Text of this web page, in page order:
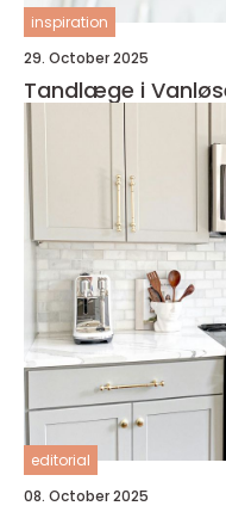
inspiration
29. October 2025
Tandlæge i
editorial
08. October 2025